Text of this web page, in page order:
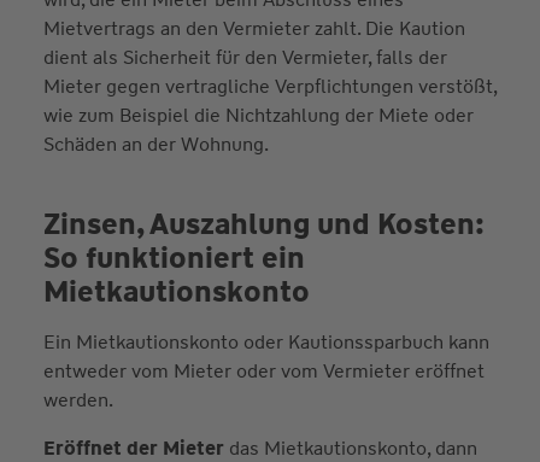
Mietvertrags an den Vermieter zahlt. Die Kaution
dient als Sicherheit für den Vermieter, falls der
Mieter gegen vertragliche Verpflichtungen verstößt,
wie zum Beispiel die Nichtzahlung der Miete oder
Schäden an der Wohnung.
Zinsen, Auszahlung und Kosten:
So funktioniert ein
Mietkautionskonto
Ein Mietkautionskonto oder Kautionssparbuch kann
entweder vom Mieter oder vom Vermieter eröffnet
werden.
Eröffnet der Mieter das Mietkautionskonto, dann